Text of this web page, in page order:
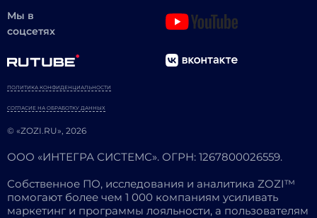
Мы в
соцсетях
© «ZOZI.RU», 2026
ПОЛИТИКА КОНФИДЕНЦИАЛЬНОСТИ
СОГЛАСИЕ НА ОБРАБОТКУ ДАННЫХ
ООО «ИНТЕГРА СИСТЕМС». ОГРН: 1267800026559.
Собственное ПО, исследования и аналитика ZOZI™
помогают более чем 1 000 компаниям усиливать
маркетинг и программы лояльности, а пользователям